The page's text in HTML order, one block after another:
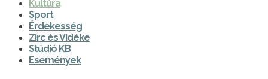
Kultúra
Sport
Érdekesség
Zirc és Vidéke
Stúdió KB
Események